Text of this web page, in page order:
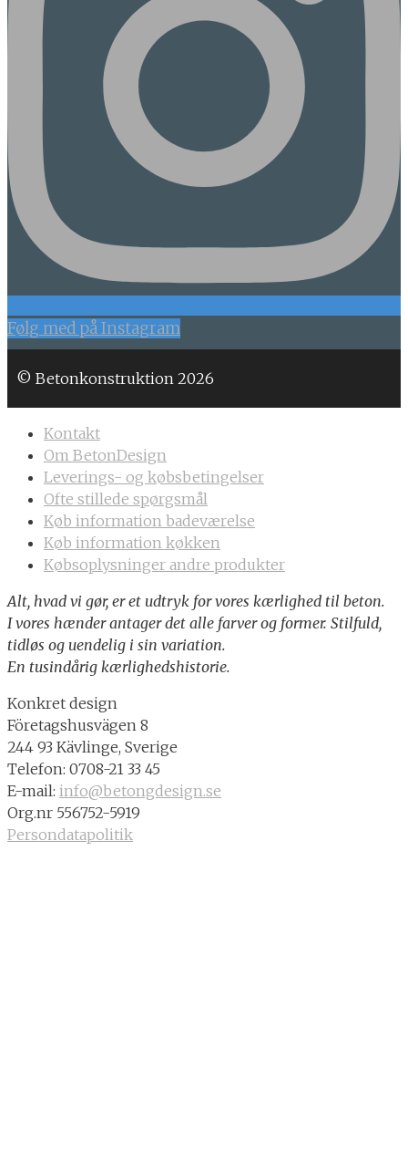
Følg med på Instagram
© Betonkonstruktion 2026
Kontakt
Om BetonDesign
Leverings- og købsbetingelser
Ofte stillede spørgsmål
Køb information badeværelse
Køb information køkken
Købsoplysninger andre produkter
Alt, hvad vi gør, er et udtryk for vores kærlighed til beton.
I vores hænder antager det alle farver og former. Stilfuld,
tidløs og uendelig i sin variation.
En tusindårig kærlighedshistorie.
Konkret design
Företagshusvägen 8
244 93 Kävlinge, Sverige
Telefon: 0708-21 33 45
E-mail: info@betongdesign.se
Org.nr 556752-5919
Persondatapolitik